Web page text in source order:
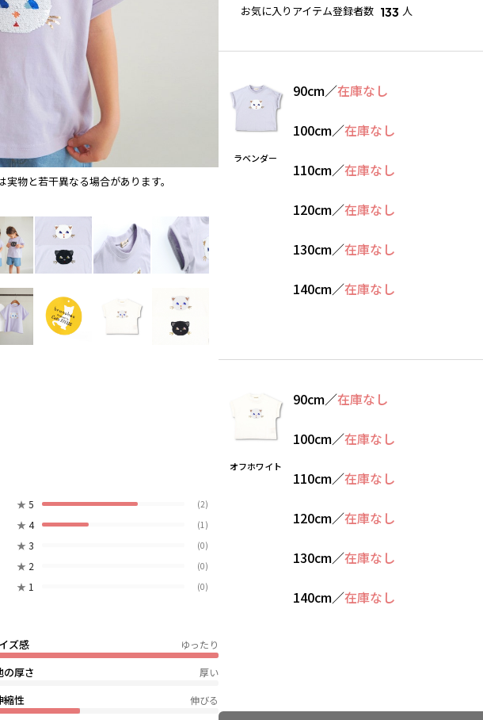
物と若干異なる場合があります。
★ 5 (2)
★ 4 (1)
★ 3 (0)
★ 2 (0)
★ 1 (0)
ズ感 ゆったり
の厚さ 厚い
縮性 伸びる
お気に入りアイテム登録者数 133 人
ラベンダー
90cm／在庫なし
100cm／在庫なし
110cm／在庫なし
120cm／在庫なし
130cm／在庫なし
140cm／在庫なし
オフホワイト
90cm／在庫なし
100cm／在庫なし
110cm／在庫なし
120cm／在庫なし
130cm／在庫なし
140cm／在庫なし